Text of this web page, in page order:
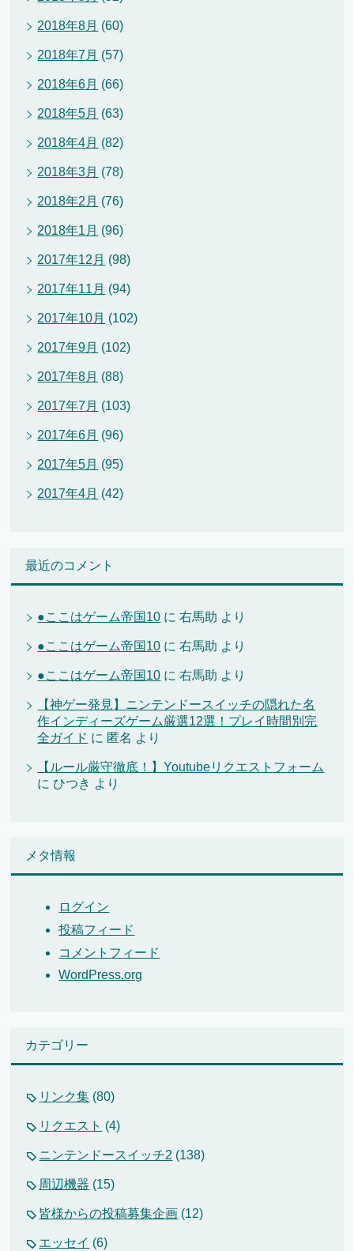
2018年8月 (60)
2018年7月 (57)
2018年6月 (66)
2018年5月 (63)
2018年4月 (82)
2018年3月 (78)
2018年2月 (76)
2018年1月 (96)
2017年12月 (98)
2017年11月 (94)
2017年10月 (102)
2017年9月 (102)
2017年8月 (88)
2017年7月 (103)
2017年6月 (96)
2017年5月 (95)
2017年4月 (42)
最近のコメント
●ここはゲーム帝国10 に右馬助 より
●ここはゲーム帝国10 に右馬助 より
●ここはゲーム帝国10 に右馬助 より
【神ゲー発見】ニンテンドースイッチの隠れた名
作インディーズゲーム厳選12選！プレイ時間別完
全ガイド に 匿名 より
【ルール厳守徹底！】Youtubeリクエストフォーム
にひつき より
メタ情報
ログイン
投稿フィード
コメントフィード
WordPress.org
カテゴリー
リンク集 (80)
リクエスト (4)
ニンテンドースイッチ2 (138)
周辺機器 (15)
皆様からの投稿募集企画 (12)
エッセイ (6)